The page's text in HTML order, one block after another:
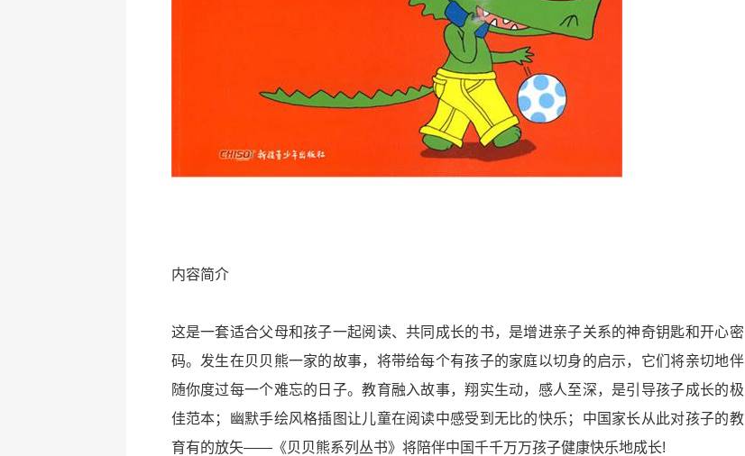
内容简介
这是一套适合父母和孩子一起阅读、共同成长的书，是增进亲子关系的神奇钥匙和开心密
码。发生在贝贝熊一家的故事，将带给每个有孩子的家庭以切身的启示，它们将亲切地伴
随你度过每一个难忘的日子。教育融入故事，翔实生动，感人至深，是引导孩子成长的极
佳范本；幽默手绘风格插图让儿童在阅读中感受到无比的快乐；中国家长从此对孩子的教
育有的放矢——《贝贝熊系列丛书》将陪伴中国千千万万孩子健康快乐地成长!